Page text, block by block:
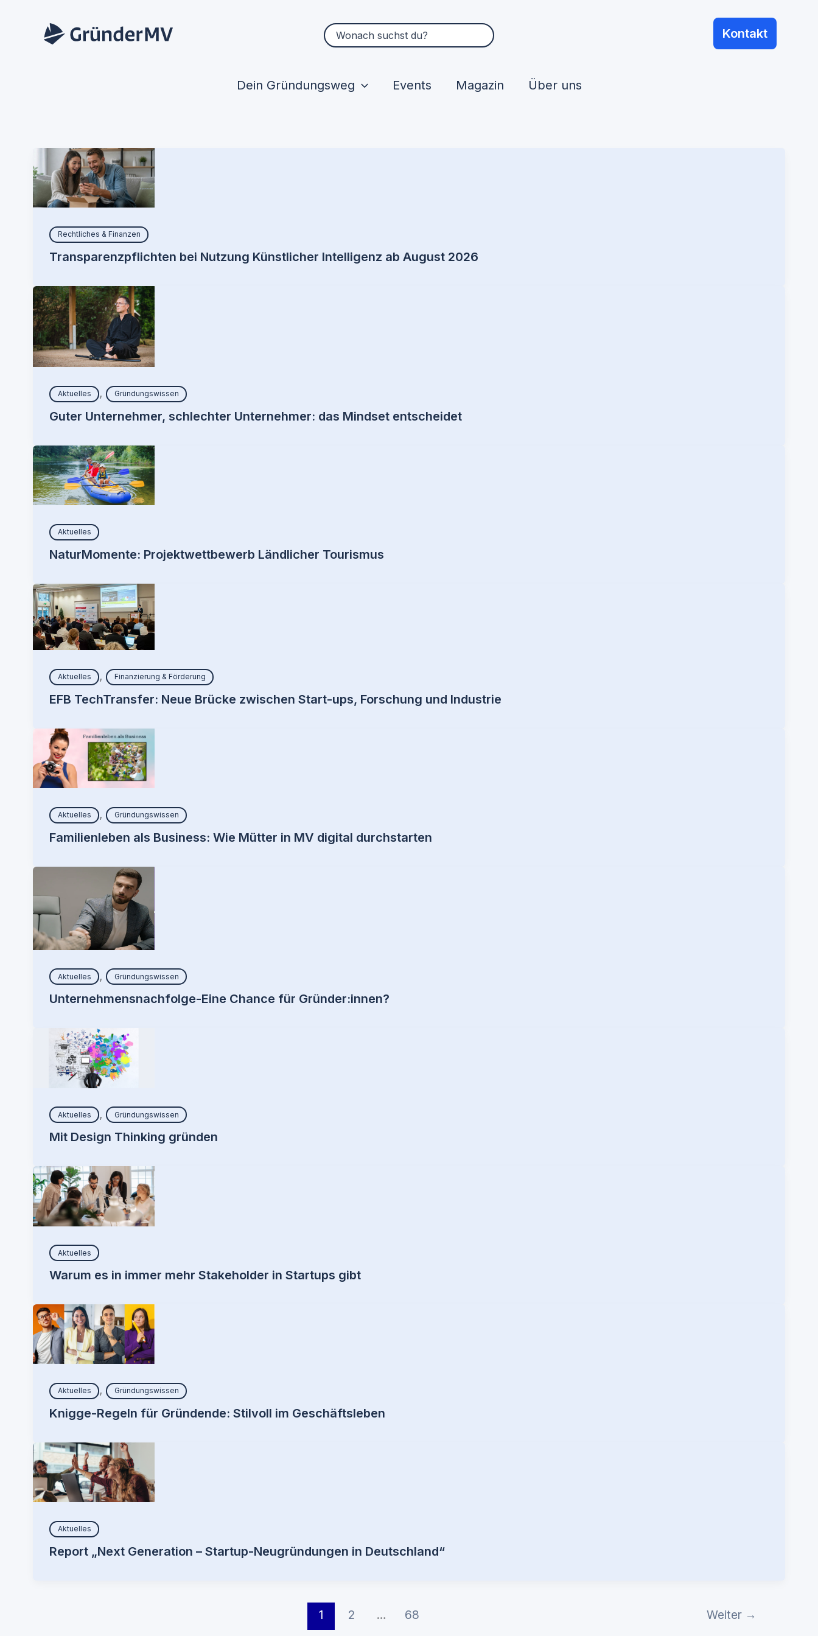
Suchen
nach:
Dein Gründungsweg Events Magazin Über uns
Kontakt
Rechtliches & Finanzen
Transparenzpflichten bei Nutzung Künstlicher Intelligenz ab August 2026
Aktuelles Gründungswissen
Guter Unternehmer, schlechter Unternehmer: das Mindset entscheidet
Aktuelles
NaturMomente: Projektwettbewerb Ländlicher Tourismus
Aktuelles , Finanzierung & Förderung
EFB TechTransfer: Neue Brücke zwischen Start-ups, Forschung und Industrie
Aktuelles , Gründungswissen
Familienleben als Business: Wie Mütter in MV digital durchstarten
Aktuelles Gründungswissen
Unternehmensnachfolge-Eine Chance für Gründer:innen?
Aktuelles Gründungswissen
Mit Design Thinking gründen
Aktuelles
Warum es in immer mehr Stakeholder in Startups gibt
Aktuelles , Gründungswissen
Knigge-Regeln für Gründende: Stilvoll im Geschäftsleben
Aktuelles
Report „Next Generation – Startup-Neugründungen in Deutschland“
1 2 … 68 Weiter →